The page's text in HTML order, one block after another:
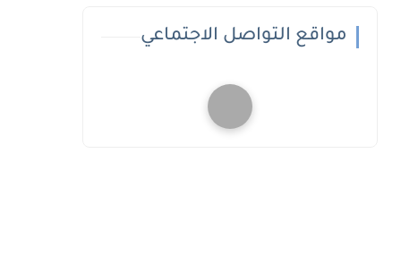
مواقع التواصل الاجتماعي